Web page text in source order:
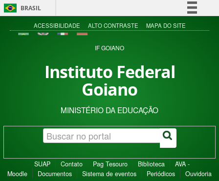
BRASIL
Simplifique!
Acesso à informação
ACESSIBILIDADE ALTO CONTRASTE MAPA DO SITE
IF GOIANO
Instituto Federal
Goiano
MINISTÉRIO DA EDUCAÇÃO
SUAP Contato Pag Tesouro Biblioteca
AVA -
Moodle
Documentos Sistema de eventos Periódicos Ouvidoria